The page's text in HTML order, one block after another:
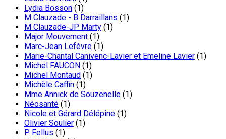
Lydia Bosson (1)
M Clauzade - B Darraillans (1)
M Clauzade-JP Marty (1)
Major Mouvement (1)
Marc-Jean Lefèvre (1)
Marie-Chantal Canivenc-Lavier et Emeline Lavier (1)
Michel FAUCON (1)
Michel Montaud (1)
Michèle Caffin (1)
Mme Annick de Souzenelle (1)
Néosanté (1)
Nicole et Gérard Délépine (1)
Olivier Soulier (1)
P. Fellus (1)